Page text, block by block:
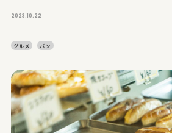
2023.10.22
グルメ パン